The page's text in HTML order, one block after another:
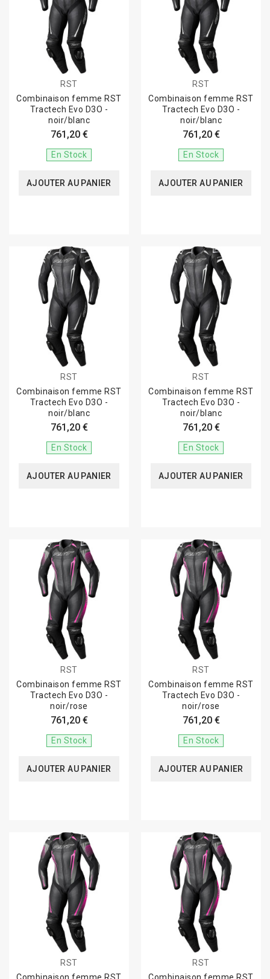
RST
Combinaison femme RST
Tractech Evo D3O -
noir/blanc
761,20 €
En Stock
AJOUTER AU PANIER
RST
Combinaison femme RST
Tractech Evo D3O -
noir/blanc
761,20 €
En Stock
AJOUTER AU PANIER
RST
Combinaison femme RST
Tractech Evo D3O -
noir/blanc
761,20 €
En Stock
AJOUTER AU PANIER
RST
Combinaison femme RST
Tractech Evo D3O -
noir/blanc
761,20 €
En Stock
AJOUTER AU PANIER
RST
Combinaison femme RST
Tractech Evo D3O -
noir/rose
761,20 €
En Stock
AJOUTER AU PANIER
RST
Combinaison femme RST
Tractech Evo D3O -
noir/rose
761,20 €
En Stock
AJOUTER AU PANIER
RST
RST